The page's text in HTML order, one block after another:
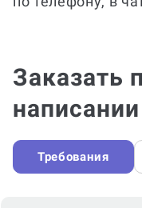
Заказать
Требования